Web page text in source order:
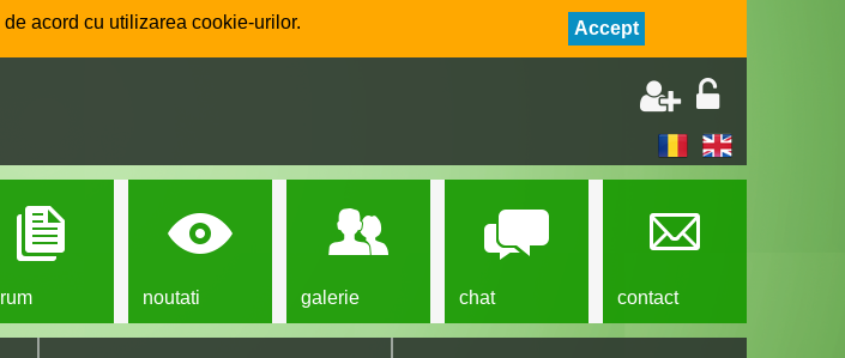
acord cu utilizarea cookie-urilor. Accept
noutati galerie chat contact